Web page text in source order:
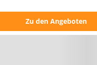
Zu den Angeboten